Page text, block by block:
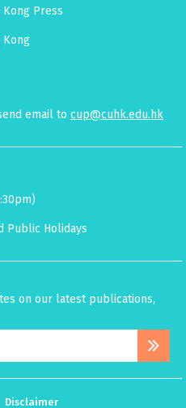
Kong Press
Kong
email to cup@cuhk.edu.hk
Public Holidays
on our latest publications,
Disclaimer